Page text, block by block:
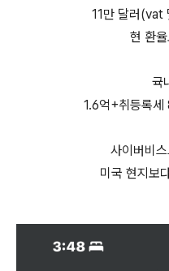
11만 달러(vat
현 환
귝
1.6억+취등록
사이버비
미국 현지보